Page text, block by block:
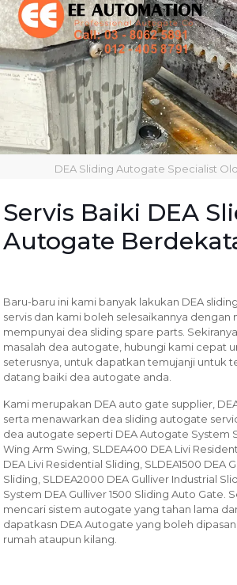
DEA Sliding Autogate Specialist
Servis Baiki DEA
Autogate
Baru-baru ini kami banyak lakukan DEA
servis dan kami boleh selesaikannya dengan
mempunyai dea sliding spare parts.
masalah dea autogate, hubungi kami cepat
seterusnya, untuk dapatkan temujanji untuk
datang baiki dea autogate anda.
Kami merupakan DEA auto gate supplier,
serta menawarkan dea sliding autogate
dea autogate seperti DEA Autogate System
Wing Arm Swing, SLDEA400 DEA Livi
DEA Livi Residential Sliding, SLDEA1500 DEA
Sliding, SLDEA2000 DEA Gulliver Industrial
System DEA Gulliver 1500 Sliding Auto Gate.
mencari sistem autogate yang tahan lama
dapatkasn DEA Autogate yang boleh
rumah ataupun kilang.